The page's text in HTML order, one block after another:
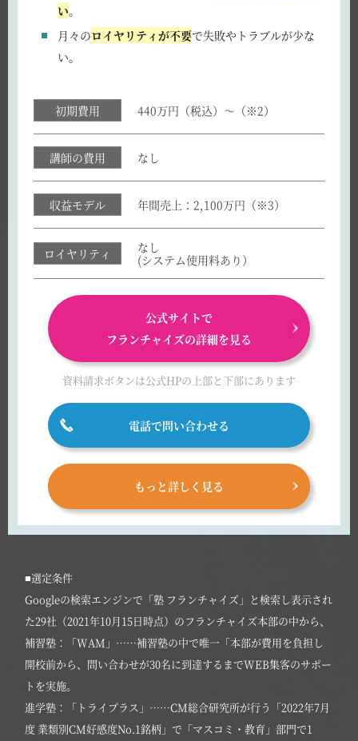
い。
月々のロイヤリティが不要で失敗やトラブルが少な
い。
初期費用 440万円（税込）～（※2）
講師の費用 なし
収益モデル 年間売上：2,100万円（※3）
ロイヤリティ
なし
(システム使用料あり）
公式サイトで
フランチャイズの詳細を見る
資料請求ボタンは公式HPの上部と下部にあります
電話で問い合わせる
もっと詳しく見る
■選定条件
Googleの検索エンジンで「塾 フランチャイズ」と検索し表示され
た29社（2021年10月15日時点）のフランチャイズ本部の中から、
補習塾：「WAM」……補習塾の中で唯一「本部が費用を負担し
開校前から、問い合わせが30名に到達するまでWEB集客のサポー
トを実施。
進学塾：「トライプラス」……CM総合研究所が行う「2022年7月
度 業類別CM好感度No.1銘柄」で「マスコミ・教育」部門で1